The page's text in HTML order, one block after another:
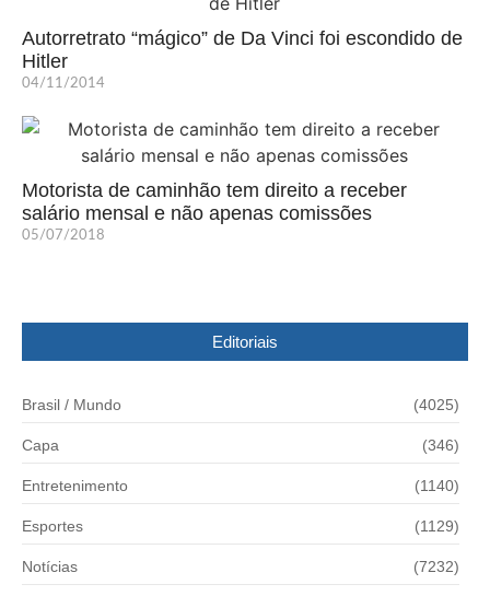
Autorretrato “mágico” de Da Vinci foi escondido de
Hitler
04/11/2014
Motorista de caminhão tem direito a receber
salário mensal e não apenas comissões
05/07/2018
Editoriais
Brasil / Mundo (4025)
Capa (346)
Entretenimento (1140)
Esportes (1129)
Notícias (7232)